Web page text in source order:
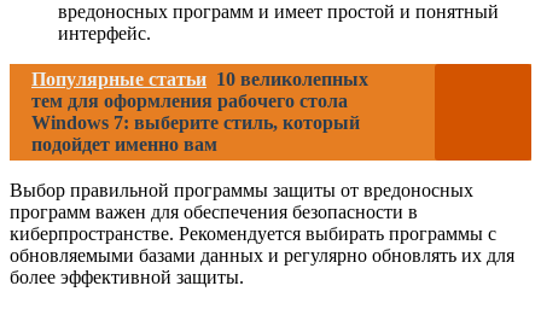
вредоносных программ и имеет простой и понятный
интерфейс.
Популярные статьи 10 великолепных
тем для оформления рабочего стола
Windows 7: выберите стиль, который
подойдет именно вам
Выбор правильной программы защиты от вредоносных
программ важен для обеспечения безопасности в
киберпространстве. Рекомендуется выбирать программы с
обновляемыми базами данных и регулярно обновлять их для
более эффективной защиты.